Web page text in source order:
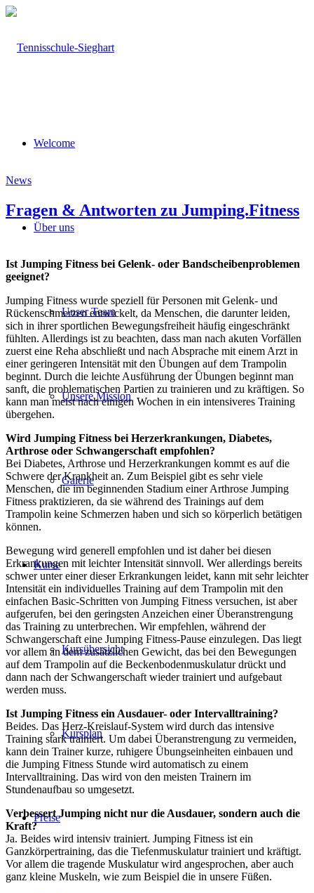
Welcome
Über uns
Unser Team
Unsere Mission
Galerie
Kurse
Kursübersicht
Kursplan
Preise
News
Fragen & Antworten zu Jumping.Fitness
Ist Jumping Fitness bei Gelenk- oder Bandscheibenproblemen
geeignet?
Jumping Fitness wurde speziell für Personen mit Gelenk- und
Rückenschmerzen entwickelt, da Menschen, die darunter leiden,
sich in ihrer sportlichen Bewegungsfreiheit häufig eingeschränkt
fühlten. Allerdings ist zu beachten, dass man nach akuten Vorfällen
zuerst eine Reha abschließt und nach Absprache mit einem Arzt in
einer geringeren Intensität mit den Übungen auf dem Trampolin
beginnt. Durch die leichte Ausführung der Übungen beginnt man
sanft, die problematischen Partien zu trainieren und zu kräftigen. So
kann man meist nach einigen Wochen in ein intensiveres Training
übergehen.
Wird Jumping Fitness bei Herzerkrankungen, Diabetes,
Arthrose oder Schwangerschaft empfohlen?
Bei Diabetes, Arthrose und Herzerkrankungen kommt es auf die
Schwere der Krankheit an. Zum Beispiel gibt es sehr viele
Menschen, die im beginnenden Stadium einer Arthrose Jumping
Fitness praktizieren, da sie während des Trainings auf dem
Trampolin keine Schmerzen haben und sich so körperlich betätigen
können.
Bewegung wird generell empfohlen und ist daher bei diesen
Erkrankungen mit leichter Intensität sinnvoll. Wer allerdings bereits
schwer unter einer dieser Erkrankungen leidet, kann mit sehr leichter
Intensität ein individuelles Training auf dem Trampolin mit den
einfachen Basic-Schritten von Jumping Fitness versuchen, ist aber
aufgerufen, bei den geringsten Anzeichen einer Überanstrengung
das Training zu unterbrechen. Wir empfehlen, während der
Schwangerschaft eine Jumping Fitness-Pause einzulegen. Das liegt
vor allem an dem zusätzlichen Gewicht, das bei den Bewegungen
auf dem Trampolin auf die Beckenbodenmuskulatur drückt und
dann nach der Schwangerschaft wieder trainiert und aufgebaut
werden muss.
Ist Jumping Fitness ein Ausdauer- oder Intervalltraining?
Beides. Das Herz-Kreislauf-System wird durch das intensive
Training stark trainiert. Um dabei Überanstrengung zu vermeiden,
kann dein Trainer kurze, ruhigere Übungseinheiten einbauen und
die Jumping Fitness Stunde wird automatisch zu einem
Intervalltraining. Das wird von den meisten Trainern im
Stundenaufbau so umgesetzt.
Verbessert Jumping nicht nur die Ausdauer, sondern auch die
Kraft?
Ja. Beides wird intensiv trainiert. Jumping Fitness ist ein
Ganzkörpertraining, das die Tiefenmuskulatur trainiert und kräftigt.
Vor allem die tragende Muskulatur wird angesprochen, aber auch
ganz kleine Muskeln, wie zum Beispiel die in unsere Füßen.